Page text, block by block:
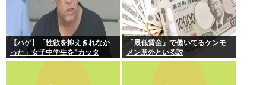
【ハゲ】「性欲を抑えきれなか
った」女子中学生を”カッタ
ー”で脅し性的暴行か 56歳の男
「最低賃金」で働いてるケンモ
メン意外といる説